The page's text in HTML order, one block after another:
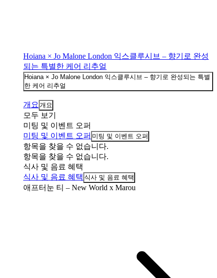
Hoiana × Jo Malone London 익스클루시브 – 향기로 완성
되는 특별한 케어 리추얼
Hoiana × Jo Malone London 익스클루시브 – 향기로 완성되는 특별
한 케어 리추얼
개요 개요
모두 보기
미팅 및 이벤트 오퍼
미팅 및 이벤트 오퍼 미팅 및 이벤트 오퍼
항목을 찾을 수 없습니다.
항목을 찾을 수 없습니다.
식사 및 음료 혜택
식사 및 음료 혜택 식사 및 음료 혜택
애프터눈 티 – New World x Marou